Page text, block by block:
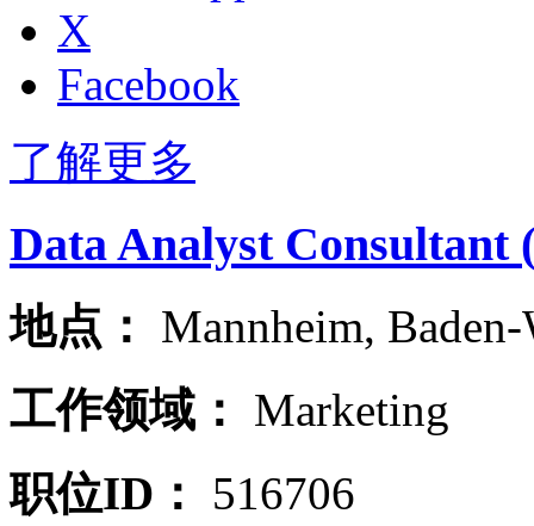
X
Facebook
了解更多
Data Analyst Consultant
地点： Mannheim,
工作领域： Marketing
职位ID： 516706